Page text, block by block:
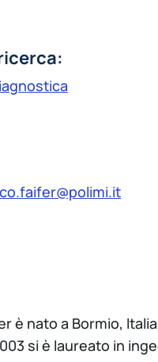
è nato a Bormio,
si è laureato in